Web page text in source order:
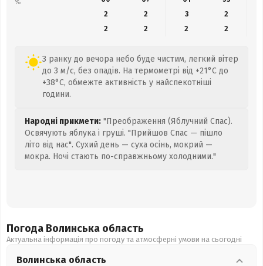
%
2
2 3
2
2
2 2 2
З ранку до вечора небо буде чистим, легкий вітер
до 3 м/с, без опадів. На термометрі від +21°C до
+38°C, обмежте активність у найспекотніші
години.
Народні прикмети: "Преображення (Яблучний Спас).
Освячують яблука і груші. "Прийшов Спас — пішло
літо від нас". Сухий день — суха осінь, мокрий —
мокра. Ночі стають по-справжньому холодними."
Погода Волинська область
Актуальна інформація про погоду та атмосферні умови на сьогодні
Волинська область